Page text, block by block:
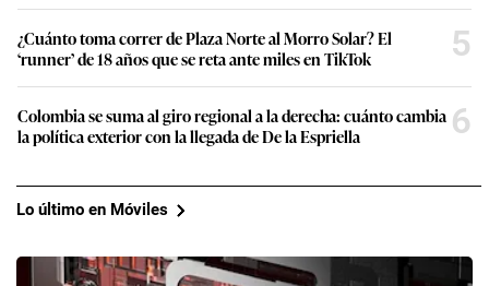
¿Cuánto toma correr de Plaza Norte al Morro Solar? El
‘runner’ de 18 años que se reta ante miles en TikTok
5
Colombia se suma al giro regional a la derecha: cuánto cambia
la política exterior con la llegada de De la Espriella
6
Lo último en Móviles